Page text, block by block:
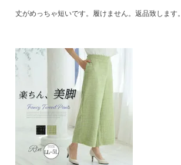
丈がめっちゃ短いです。履けません。返品致します。